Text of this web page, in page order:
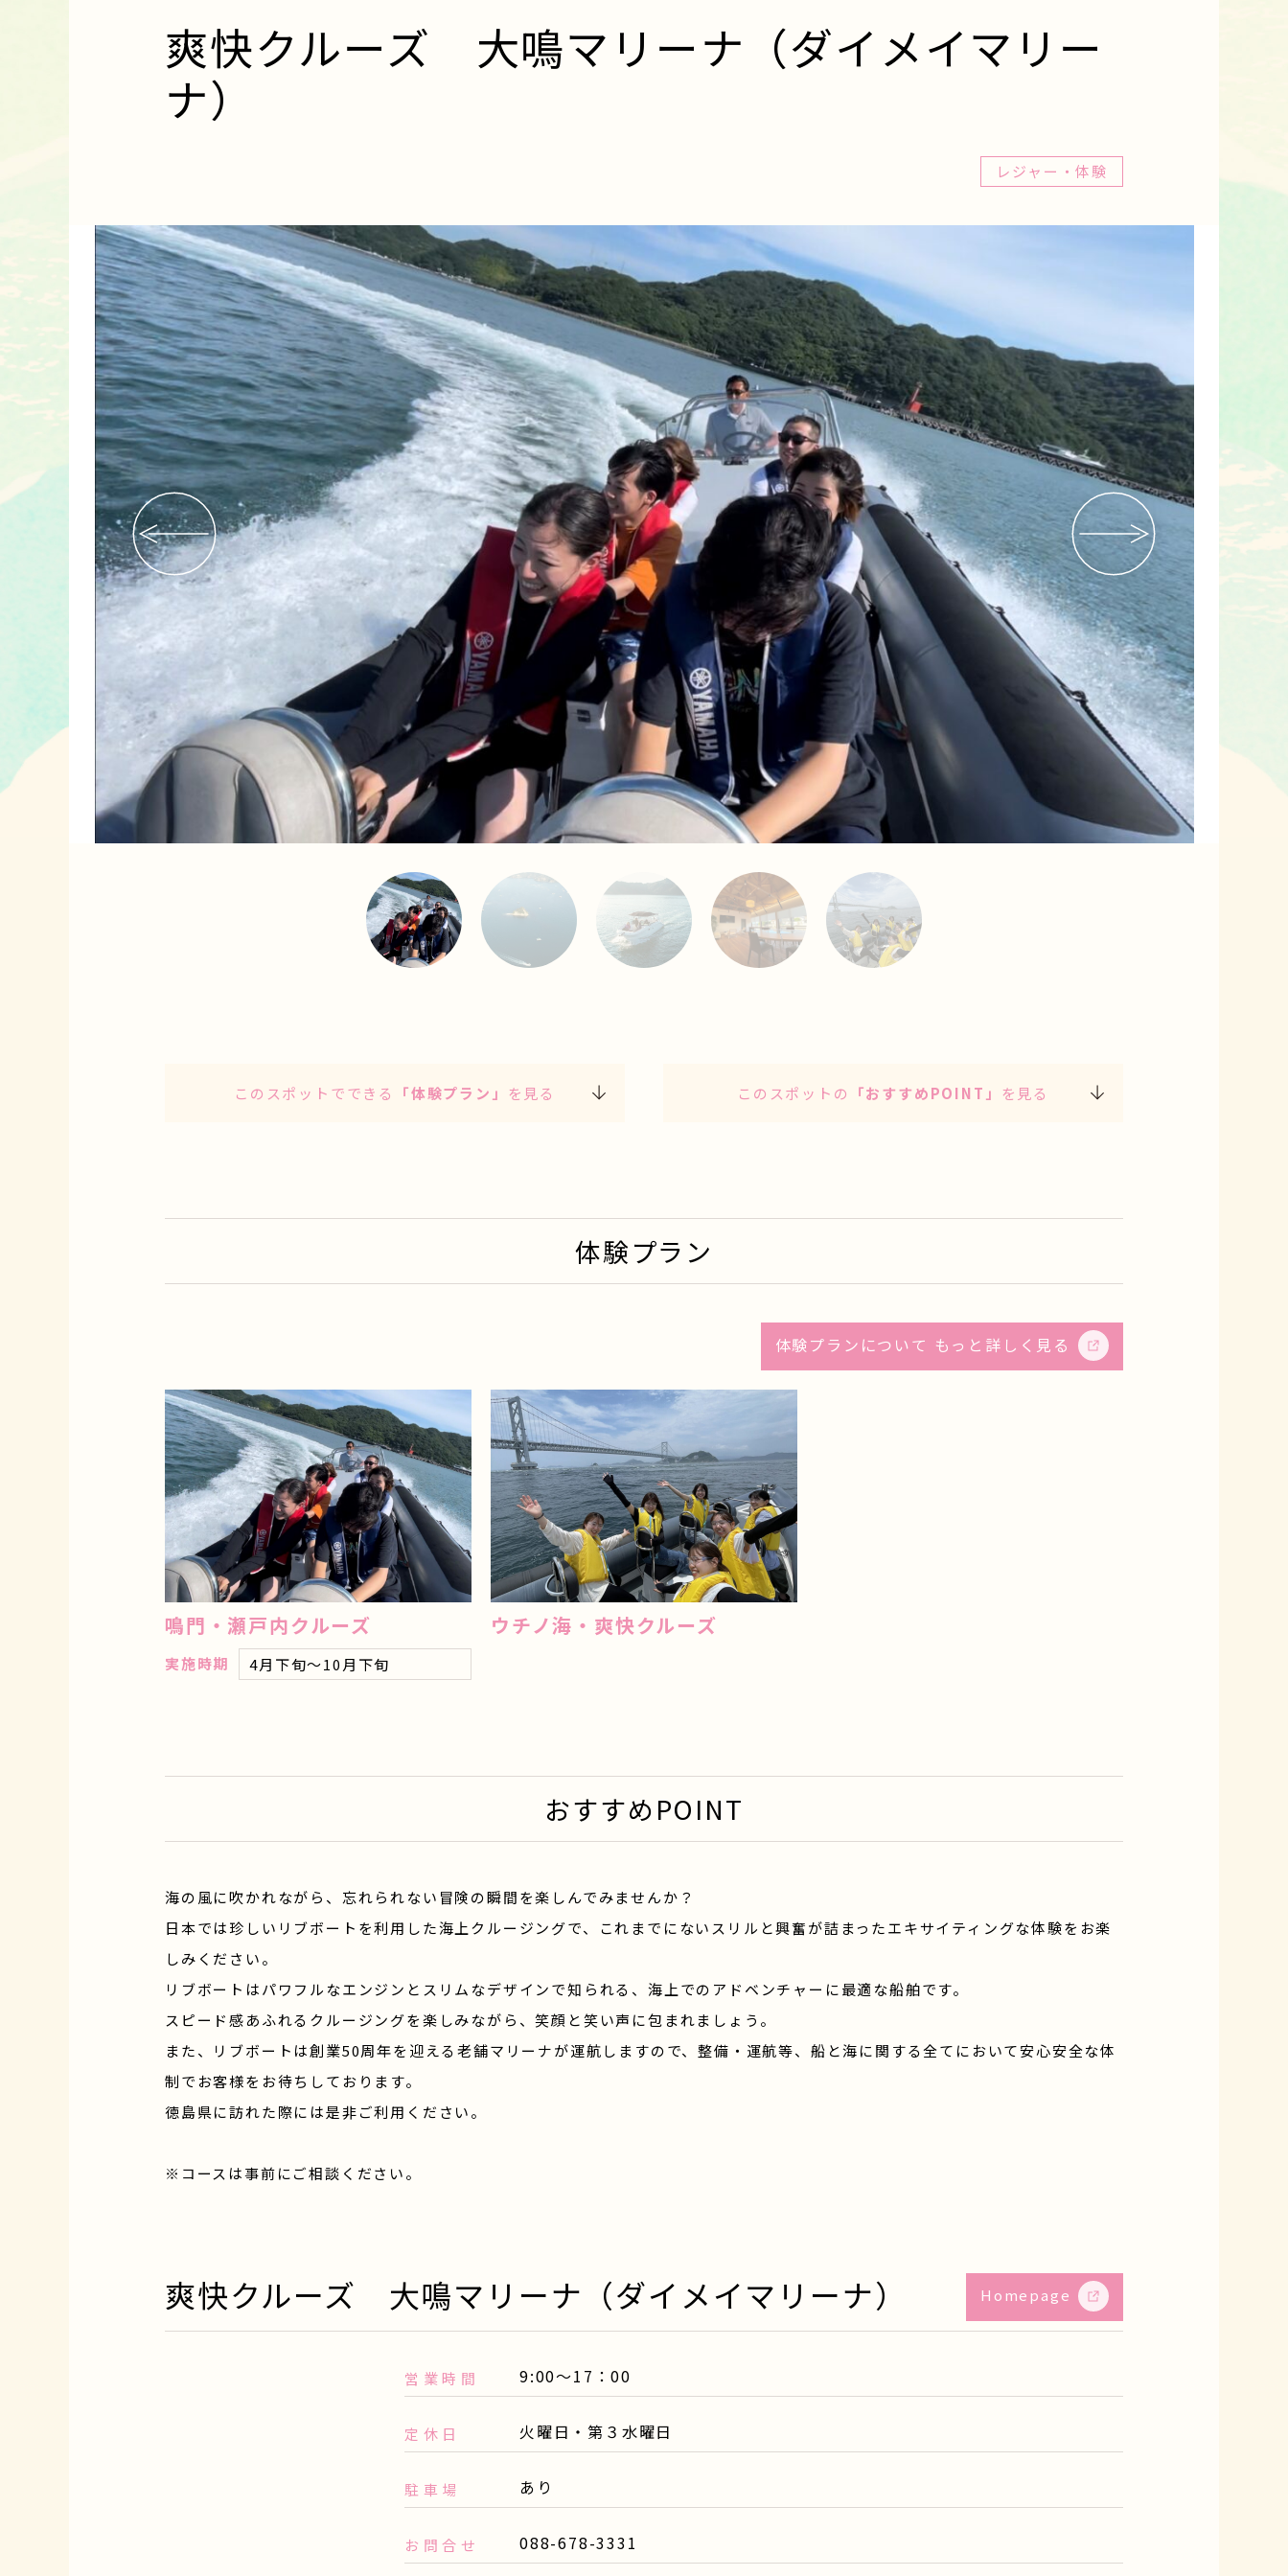
爽快クルーズ 大鳴マリーナ（ダイメイマリー
ナ）
レジャー・体験
このスポットでできる 「体験プラン」 を見る このスポットの 「おすすめPOINT」 を見る
体験プラン
体験プランについて もっと詳しく見る
鳴門・瀬戸内クルーズ
実施時期 4月下旬～10月下旬
ウチノ海・爽快クルーズ
おすすめPOINT
海の風に吹かれながら、忘れられない冒険の瞬間を楽しんでみませんか？
日本では珍しいリブボートを利用した海上クルージングで、
これまでにないスリルと興奮が詰まったエキサイティングな体験をお楽
しみください。
リブボートはパワフルなエンジンとスリムなデザインで知られる、 海上でのアドベンチャーに最適な船舶です。
スピード感あふれるクルージングを楽しみながら、笑顔と笑い声に包まれましょう。
また、リブボートは創業50周年を迎える老舗マリーナが運航しますので、整備・運航等、船と海に関する全てにおいて安心安全な体
制でお客様をお待ちしております。
徳島県に訪れた際には是非ご利用ください。
※コースは事前にご相談ください。
爽快クルーズ 大鳴マリーナ（ダイメイマリーナ） Homepage
営業時間 9:00～17：00
定休日 火曜日・第３水曜日
駐車場 あり
お問合せ 088-678-3331